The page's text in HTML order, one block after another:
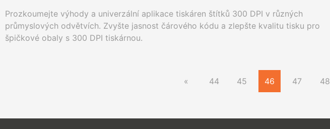
Prozkoumejte výhody a univerzální aplikace tiskáren štítků 300 DPI v různých
průmyslových odvětvích. Zvyšte jasnost čárového kódu a zlepšte kvalitu tisku pro
špičkové obaly s 300 DPI tiskárnou.
«
44 45 46 47 48